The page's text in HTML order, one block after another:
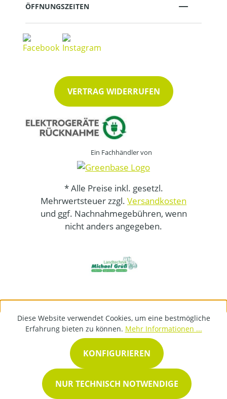
ÖFFNUNGSZEITEN
VERTRAG WIDERRUFEN
Ein Fachhändler von
* Alle Preise inkl. gesetzl.
Mehrwertsteuer zzgl. Versandkosten
und ggf. Nachnahmegebühren, wenn
nicht anders angegeben.
Diese Website verwendet Cookies, um eine bestmögliche
Erfahrung bieten zu können. Mehr Informationen ...
NUR TECHNISCH NOTWENDIGE
KONFIGURIEREN